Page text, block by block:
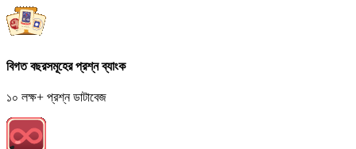
বিগত বছরসমূহের প্রশ্ন ব্যাংক
১০ লক্ষ+ প্রশ্ন ডাটাবেজ